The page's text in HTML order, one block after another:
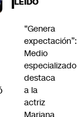
“Genera
expectación”:
Medio
especializado
destaca
a la
actriz